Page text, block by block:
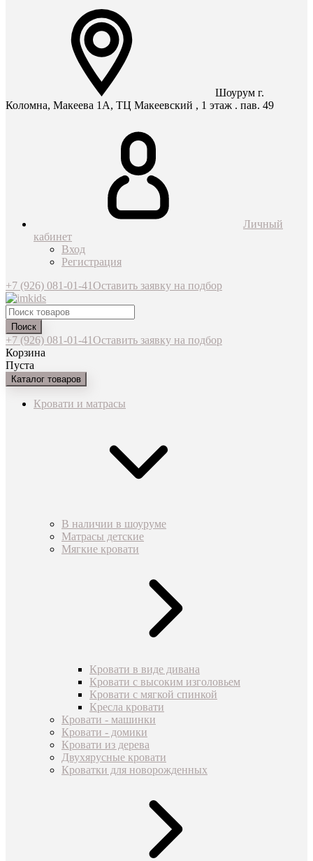
Шоурум г.
Коломна, Макеева 1А, ТЦ Макеевский , 1 этаж . пав. 49
Личный
кабинет
Вход
Регистрация
+7 (926) 081-01-41Оставить заявку на подбор
Поиск
+7 (926) 081-01-41Оставить заявку на подбор
Корзина
Пуста
Каталог товаров
Кровати и матрасы
В наличии в шоуруме
Матрасы детские
Мягкие кровати
Кровати в виде дивана
Кровати с высоким изголовьем
Кровати с мягкой спинкой
Кресла кровати
Кровати - машинки
Кровати - домики
Кровати из дерева
Двухярусные кровати
Кроватки для новорожденных